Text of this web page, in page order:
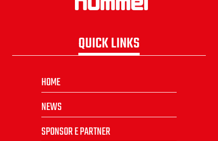
QUICK LINKS
HOME
NEWS
SPONSOR E PARTNER